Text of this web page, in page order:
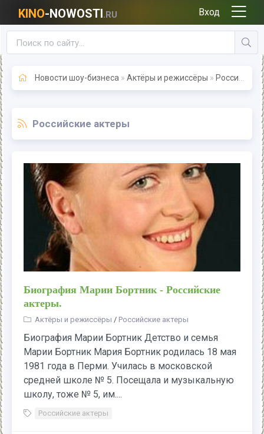
KINO-NOWOSTI.RU Вход
Новости шоу-бизнеса » Актёры и режиссёры » Российские актеры
Российские актеры
Биография Марии Бортник - Российские
актеры.
Актёры и режиссёры / Российские актеры
Биография Марии Бортник Детство и семья
Марии Бортник Мария Бортник родилась 18 мая
1981 года в Перми. Училась в московской
средней школе № 5. Посещала и музыкальную
школу, тоже № 5, им....
Российские актеры